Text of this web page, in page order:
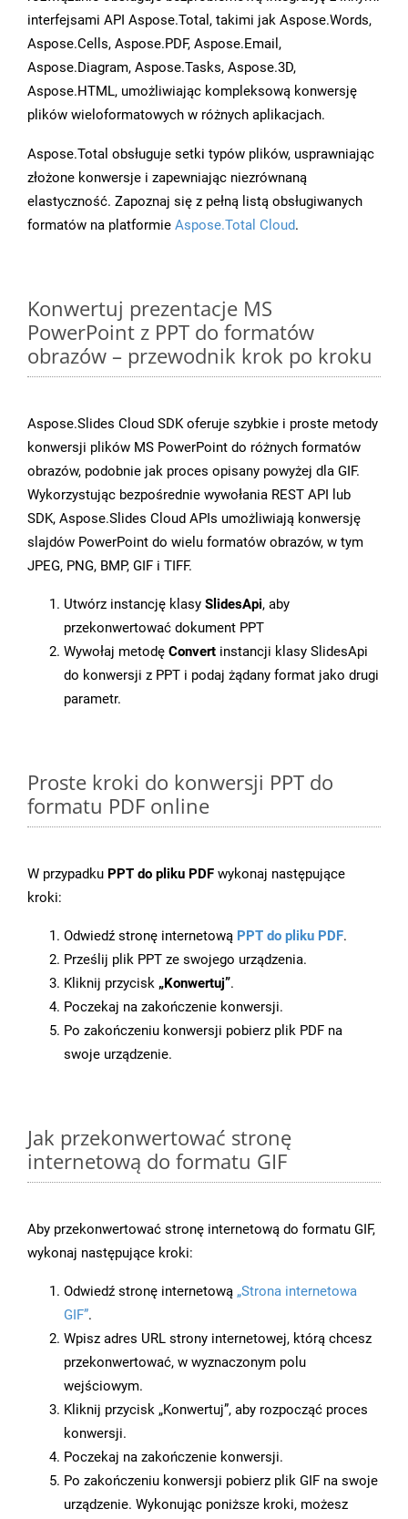
interfejsami API Aspose.Total, takimi jak Aspose.Words,
Aspose.Cells, Aspose.PDF, Aspose.Email,
Aspose.Diagram, Aspose.Tasks, Aspose.3D,
Aspose.HTML, umożliwiając kompleksową konwersję
plików wieloformatowych w różnych aplikacjach.
Aspose.Total obsługuje setki typów plików, usprawniając
złożone konwersje i zapewniając niezrównaną
elastyczność. Zapoznaj się z pełną listą obsługiwanych
formatów na platformie Aspose.Total Cloud.
Konwertuj prezentacje MS
PowerPoint z PPT do formatów
obrazów – przewodnik krok po kroku
Aspose.Slides Cloud SDK oferuje szybkie i proste metody
konwersji plików MS PowerPoint do różnych formatów
obrazów, podobnie jak proces opisany powyżej dla GIF.
Wykorzystując bezpośrednie wywołania REST API lub
SDK, Aspose.Slides Cloud APIs umożliwiają konwersję
slajdów PowerPoint do wielu formatów obrazów, w tym
JPEG, PNG, BMP, GIF i TIFF.
Utwórz instancję klasy SlidesApi, aby
przekonwertować dokument PPT
Wywołaj metodę Convert instancji klasy SlidesApi
do konwersji z PPT i podaj żądany format jako drugi
parametr.
Proste kroki do konwersji PPT do
formatu PDF online
W przypadku PPT do pliku PDF wykonaj następujące
kroki:
Odwiedź stronę internetową PPT do pliku PDF.
Prześlij plik PPT ze swojego urządzenia.
Kliknij przycisk „Konwertuj”.
Poczekaj na zakończenie konwersji.
Po zakończeniu konwersji pobierz plik PDF na
swoje urządzenie.
Jak przekonwertować stronę
internetową do formatu GIF
Aby przekonwertować stronę internetową do formatu GIF,
wykonaj następujące kroki:
Odwiedź stronę internetową „Strona internetowa
GIF”.
Wpisz adres URL strony internetowej, którą chcesz
przekonwertować, w wyznaczonym polu
wejściowym.
Kliknij przycisk „Konwertuj”, aby rozpocząć proces
konwersji.
Poczekaj na zakończenie konwersji.
Po zakończeniu konwersji pobierz plik GIF na swoje
urządzenie. Wykonując poniższe kroki, możesz